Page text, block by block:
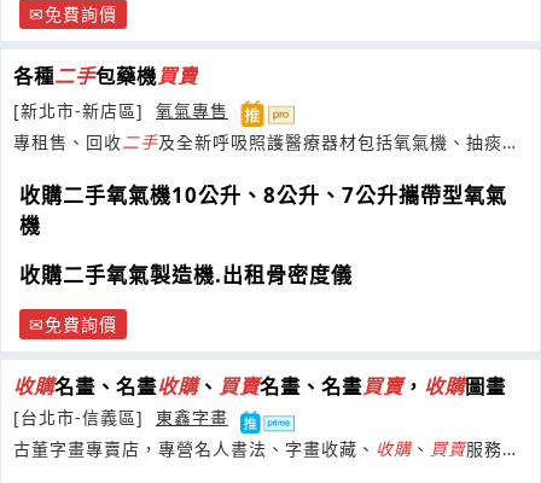
免費詢價
各種二手包藥機買賣
[新北市-新店區]
氧氣專售
專租售、回收二手及全新呼吸照護醫療器材包括氧氣機、抽痰
收購二手氧氣機10公升、8公升、7公升攜帶型氧氣
機
收購二手氧氣製造機.出租骨密度儀
免費詢價
收購名畫、名畫收購、 買賣名畫、名畫買賣， 收購圖畫
[台北市-信義區]
東鑫字畫
古董字畫專賣店，專營名人書法、字畫收藏、 收購、 買賣服務；